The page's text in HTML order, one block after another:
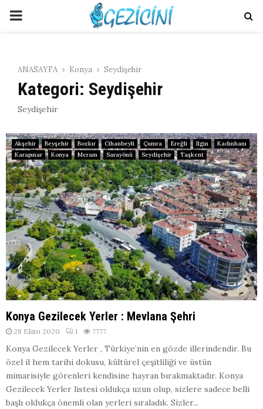
PRIMARY
ANASAYFA Konya Seydişehir
Kategori: Seydişehir
Seydişehir
Akşehir Beyşehir Bozkır Cihanbeyli Çumra Ereğli Ilgın
Kadınhanı
Karapınar
Konya Meram Sarayönü Seydişehir Taşkent
Konya Gezilecek Yerler : Mevlana Şehri
28 Ekim 2020 1 7777
Konya Gezilecek Yerler , Türkiye’nin en gözde illerindendir. Bu
özel il hem tarihi dokusu, kültürel çeşitliliği ve üstün
mimarisiyle görenleri kendisine hayran bırakmaktadır. Konya
Gezilecek Yerler listesi oldukça uzun olup, sizlere sadece belli
başlı oldukça önemli olan yerleri sıraladık. Sizler...